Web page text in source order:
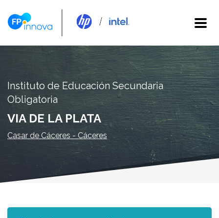
Instituto de Educación Secundaria
Obligatoria
VIA DE LA PLATA
Casar de Cáceres - Cáceres